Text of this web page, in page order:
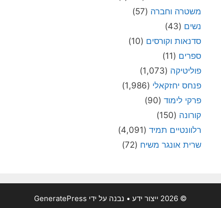
משטרה וחברה (57)
נשים (43)
סדנאות וקורסים (10)
ספרים (11)
פוליטיקה (1,073)
פנחס יחזקאלי (1,986)
פרקי לימוד (90)
קורונה (150)
רלוונטיים תמיד (4,091)
שרית אונגר משיח (72)
© 2026 ייצור ידע • נבנה על ידי GeneratePress